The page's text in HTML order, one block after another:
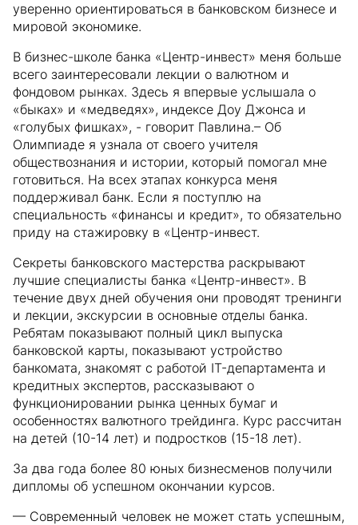
уверенно ориентироваться в банковском бизнесе и
мировой экономике.
В бизнес-школе банка «Центр-инвест» меня больше
всего заинтересовали лекции о валютном и
фондовом рынках. Здесь я впервые услышала о
«быках» и «медведях», индексе Доу Джонса и
«голубых фишках», - говорит Павлина.– Об
Олимпиаде я узнала от своего учителя
обществознания и истории, который помогал мне
готовиться. На всех этапах конкурса меня
поддерживал банк. Если я поступлю на
специальность «финансы и кредит», то обязательно
приду на стажировку в «Центр-инвест.
Секреты банковского мастерства раскрывают
лучшие специалисты банка «Центр-инвест». В
течение двух дней обучения они проводят тренинги
и лекции, экскурсии в основные отделы банка.
Ребятам показывают полный цикл выпуска
банковской карты, показывают устройство
банкомата, знакомят с работой IT-департамента и
кредитных экспертов, рассказывают о
функционировании рынка ценных бумаг и
особенностях валютного трейдинга. Курс рассчитан
на детей (10-14 лет) и подростков (15-18 лет).
За два года более 80 юных бизнесменов получили
дипломы об успешном окончании курсов.
— Современный человек не может стать успешным,